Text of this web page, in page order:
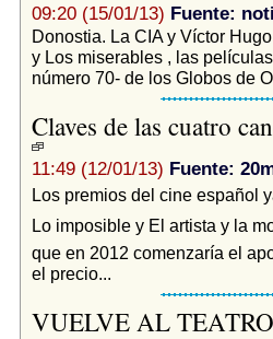
09:20 (15/01/13) Fuente:
Donostia. La CIA y Víctor
y Los miserables , las
número 70- de los Globos de
Claves de las cuatro
11:49 (12/01/13) Fuente:
Los premios del cine español
Lo imposible y El artista y la
que en 2012 comenzaría el
el precio...
VUELVE AL